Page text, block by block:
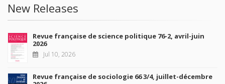
New Releases
Revue française de science politique 76-2, avril-juin
2026
Jul 10, 2026
Revue française de sociologie 66 3/4, juillet-décembre